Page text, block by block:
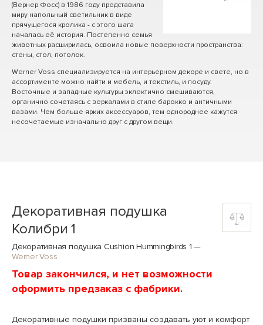
(Вернер Фосс) в 1986 году представила
миру напольный светильник в виде
прячущегося кролика - с этого шага
началась её история. Постепенно семья
животных расширилась, освоила новые поверхности пространства:
стены, стол, потолок.
Werner Voss специализируется на интерьерном декоре и свете, но в
ассортименте можно найти и мебель, и текстиль, и посуду.
Восточные и западные культуры эклектично смешиваются,
органично сочетаясь с зеркалами в стиле барокко и античными
вазами. Чем больше ярких аксессуаров, тем однороднее кажутся
несочетаемые изначально друг с другом вещи.
Декоративная подушка
Колибри 1
Декоративная подушка Cushion Hummingbirds 1 —
Werner Voss
Товар закончился, и нет возможности
оформить предзаказ с фабрики.
Декоративные подушки призваны создавать уют и комфорт